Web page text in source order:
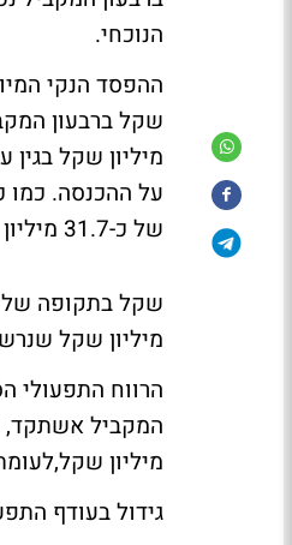
הנוכחי.
של כ-31.7 מיליון
מיליון שקל
מיליון שקל,לעומת כ-111 מיליון שקל בתקופה
גידול בעודף